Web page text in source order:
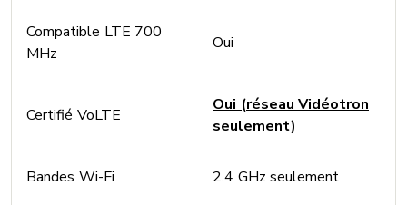
Compatible LTE 700
MHz
Oui
Certifié VoLTE
Oui (réseau Vidéotron
seulement)
Bandes Wi-Fi 2.4 GHz seulement